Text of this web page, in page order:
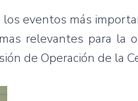
eventos más
relevantes para la
de Operación de la